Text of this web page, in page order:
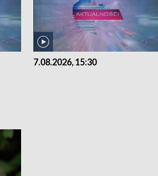
7.08.2026, 15:30